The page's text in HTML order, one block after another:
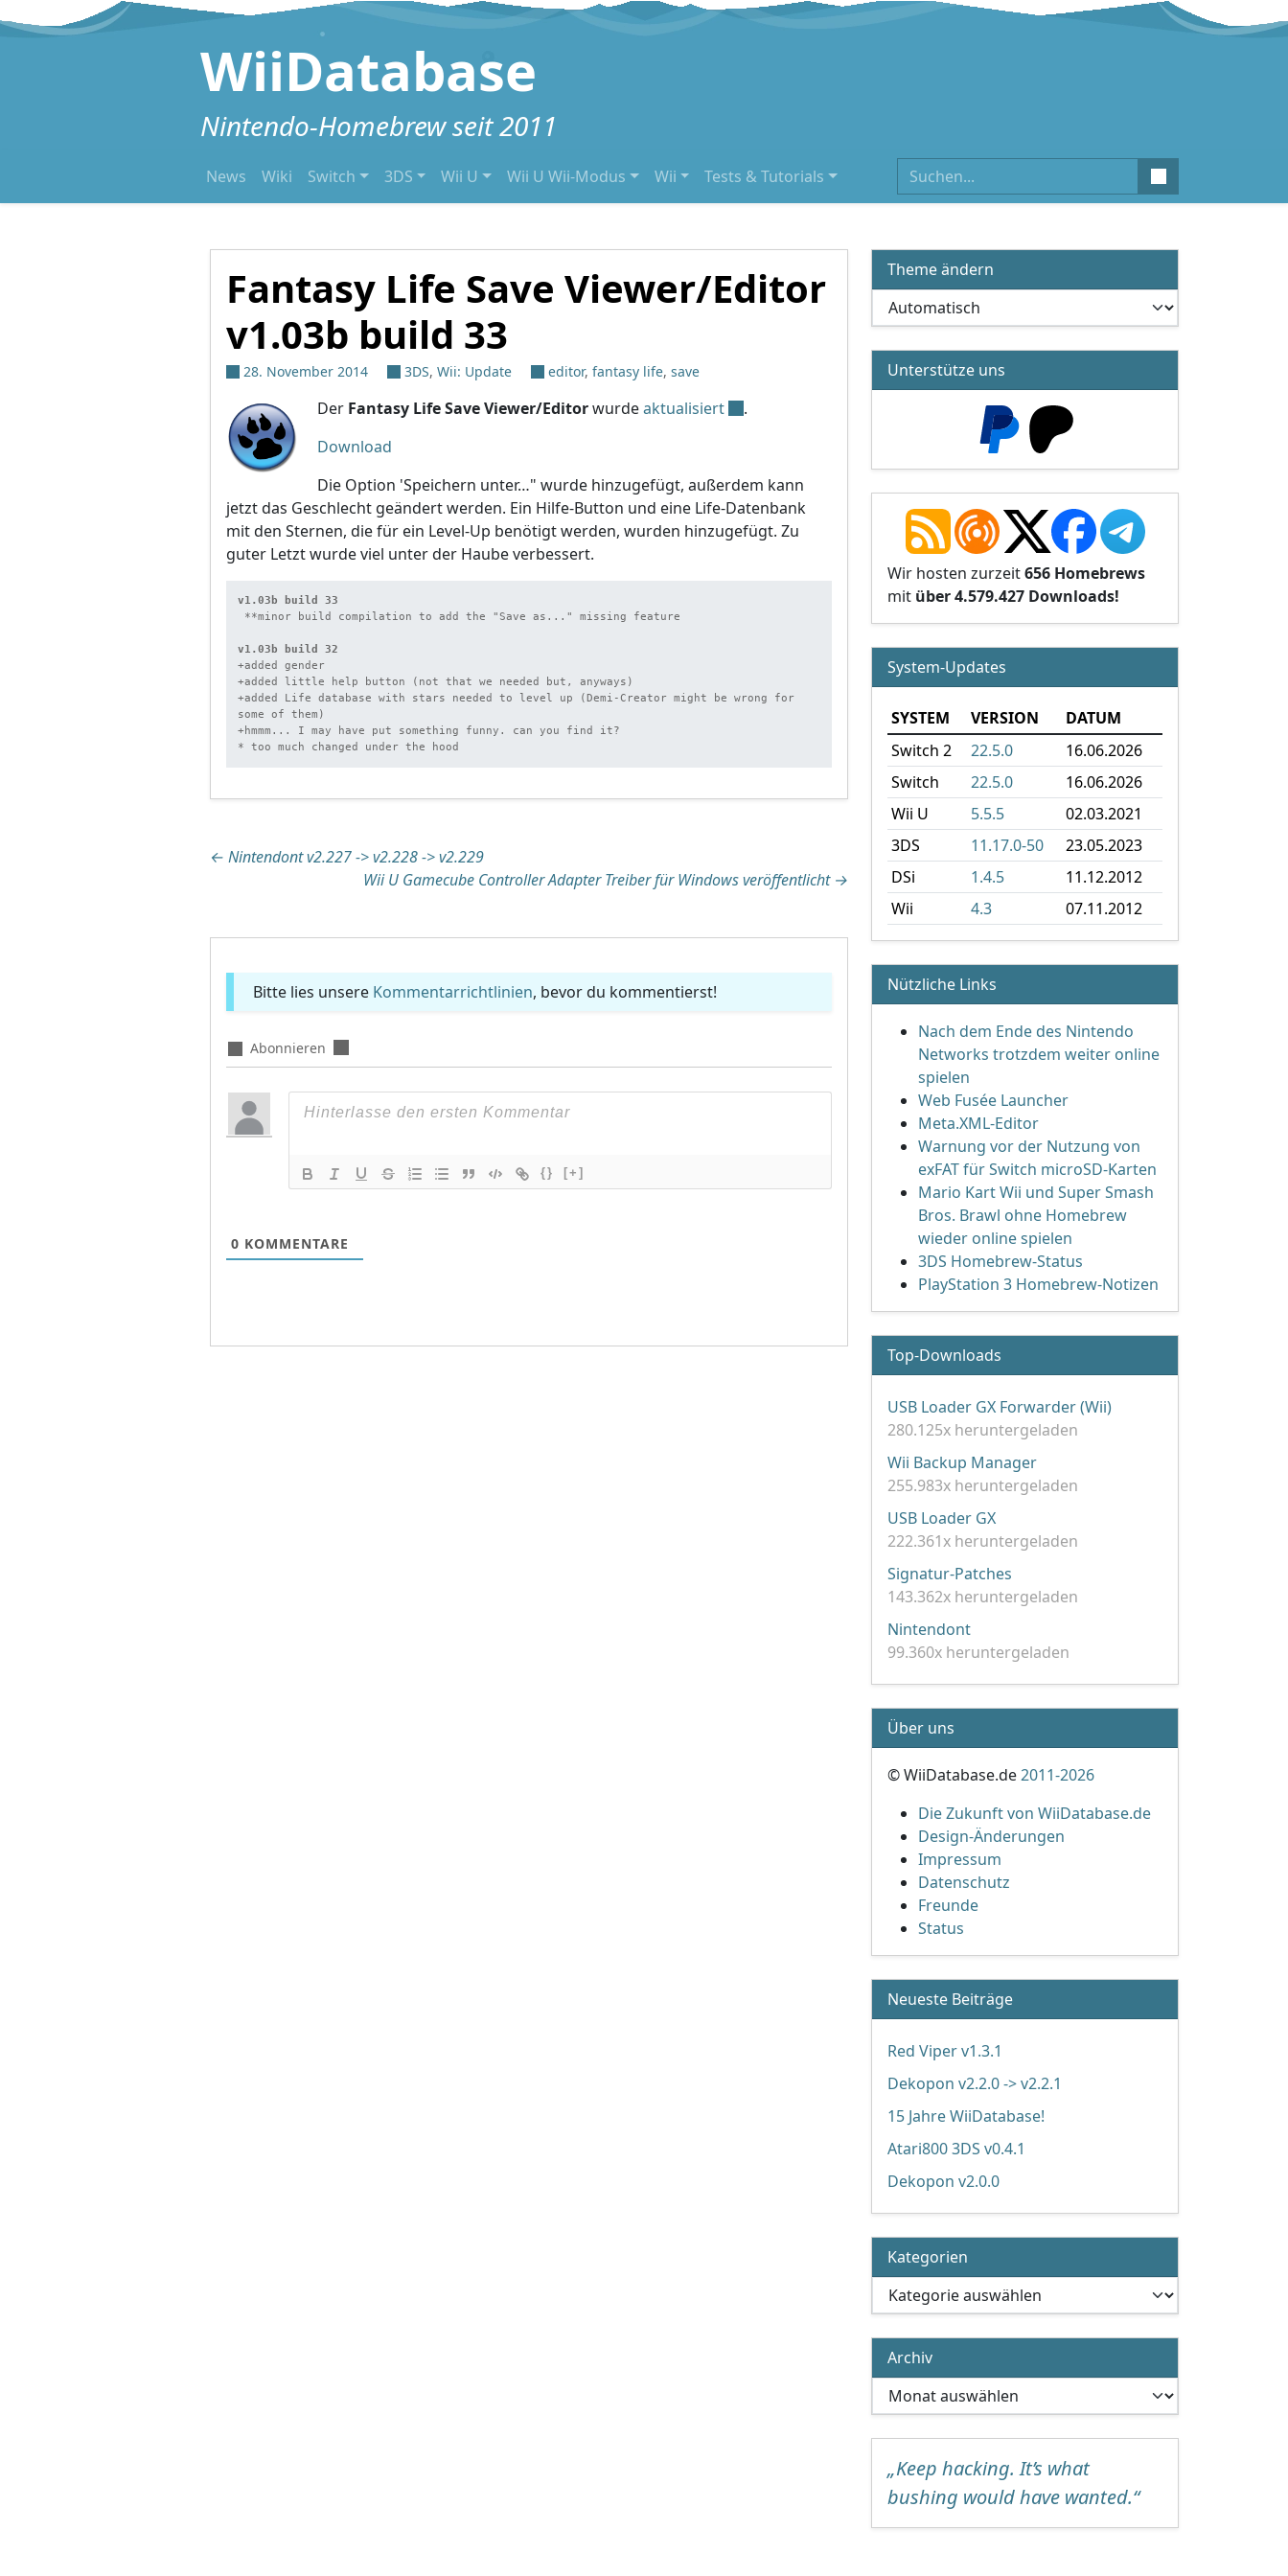
Zum Inhalt springen
WiiDatabase
Nintendo-Homebrew seit 2011
News Wiki Switch 3DS Wii U Wii U Wii-Modus Wii Tests & Tutorials Suchen
Fantasy Life Save Viewer/Editor
v1.03b build 33
28. November 2014 3DS, Wii: Update editor, fantasy life, save
Der Fantasy Life Save Viewer/Editorwurdeaktualisiert
.
Download
Die Option 'Speichern unter…" wurde hinzugefügt, außerdem kann
jetzt das Geschlecht geändert werden. Ein Hilfe-Button und eine Life-Datenbank
mit den Sternen, die für ein Level-Up benötigt werden, wurden hinzugefügt. Zu
guter Letzt wurde viel unter der Haube verbessert.
v1.03b build 33
v1.03b build 32
+added gender
+added little help button (not that we needed but, anyways)
+added Life database with stars needed to level up (Demi-Creator might be wrong for
some of them)
+hmmm... I may have put something funny. can you find it?
* too much changed under the hood
Beitragsnavigation
← Nintendont v2.227 -> v2.228 -> v2.229
Wii U Gamecube Controller Adapter Treiber für Windows veröffentlicht →
Bitte lies unsere Kommentarrichtlinien, bevor du kommentierst!
Abonnieren
{} [+]
0 KOMMENTARE
Theme ändern
Unterstütze uns
Wir hosten zurzeit656 Homebrews
mit über 4.579.427 Downloads!
System-Updates
SYSTEM VERSION
DATUM
Switch 2
22.5.0
16.06.2026
Switch
22.5.0
16.06.2026
Wii U
5.5.5
02.03.2021
3DS
11.17.0-50
23.05.2023
DSi
1.4.5
11.12.2012
Wii
4.3 07.11.2012
Nützliche Links
Nach dem Ende des Nintendo
Networks trotzdem weiter online
spielen
Web Fusée Launcher
Meta.XML-Editor
Warnung vor der Nutzung von
exFAT für Switch microSD-Karten
Mario Kart Wii und Super Smash
Bros. Brawl ohne Homebrew
wieder online spielen
3DS Homebrew-Status
PlayStation 3 Homebrew-Notizen
Top-Downloads
USB Loader GX Forwarder (Wii)
280.125x heruntergeladen
Wii Backup Manager
255.983x heruntergeladen
USB Loader GX
222.361x heruntergeladen
Signatur-Patches
143.362x heruntergeladen
Nintendont
99.360x heruntergeladen
Über uns
© WiiDatabase.de2011-2026
Die Zukunft von WiiDatabase.de
Design-Änderungen
Impressum
Datenschutz
Freunde
Status
Neueste Beiträge
Red Viper v1.3.1
Dekopon v2.2.0 -> v2.2.1
15 Jahre WiiDatabase!
Atari800 3DS v0.4.1
Dekopon v2.0.0
Kategorien
Kategorien
Archiv
Archiv
„Keep hacking. It’s what
bushing would have wanted.“